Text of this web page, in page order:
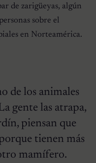
de zarigüeyas, algún
sobre el
en Norteamérica.
de los animales
gente las atrapa,
piensan que
tienen más
mamífero.